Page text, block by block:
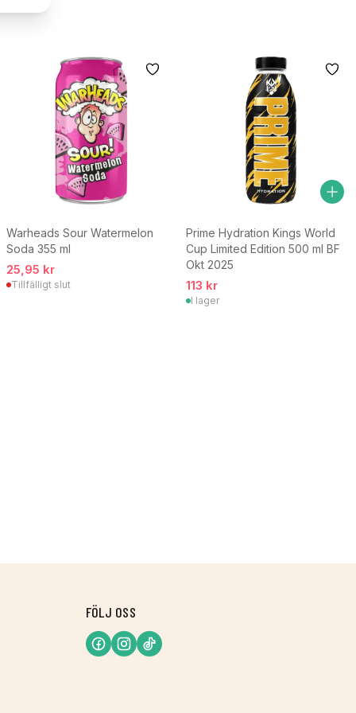
Warheads Sour Watermelon
Soda 355 ml
25,95 kr
Tillfälligt slut
Prime Hydration Kings World
Cup Limited Edition 500 ml BF
Okt 2025
113 kr
I lager
FÖLJ OSS